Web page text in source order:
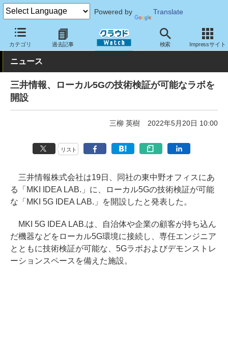
Powered by Translate
カテゴリ 過去記事 検索 Impressサイト
クラウド Watch トピック 研究開発
ニュース
三井情報、ローカル5Gの技術検証が可能なラボを
開設
三柳 英樹 2022年5月20日 10:00
リスト
三井情報株式会社は19日、同社の東中野オフィスにあ
る「MKI IDEA LAB.」に、ローカル5Gの技術検証が可能
な「MKI 5G IDEA LAB.」を開設したと発表した。
MKI 5G IDEA LAB.は、自治体や企業の顧客が持ち込ん
だ機器などをローカル5G環境に接続し、専任エンジニア
とともに技術検証が可能な、5Gラボおよびデモンストレ
ーションスペースを備えた施設。